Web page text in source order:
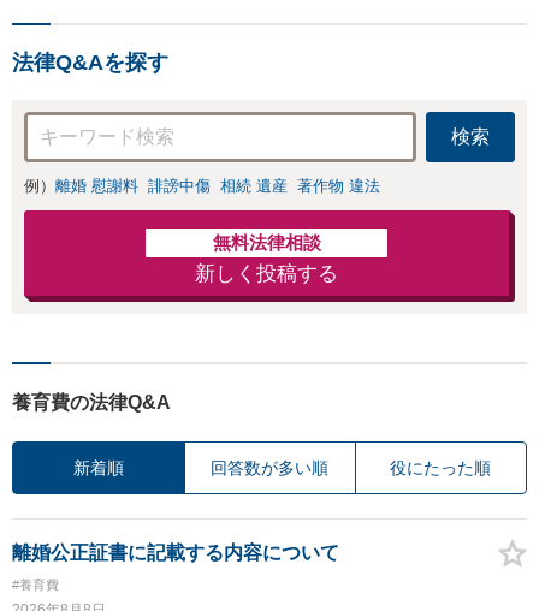
法律Q&Aを探す
検索
例） 離婚 慰謝料 誹謗中傷 相続 遺産 著作物 違法
無料法律相談
新しく投稿する
養育費の法律Q&A
新着順 回答数が多い順 役にたった順
離婚公正証書に記載する内容について
#養育費